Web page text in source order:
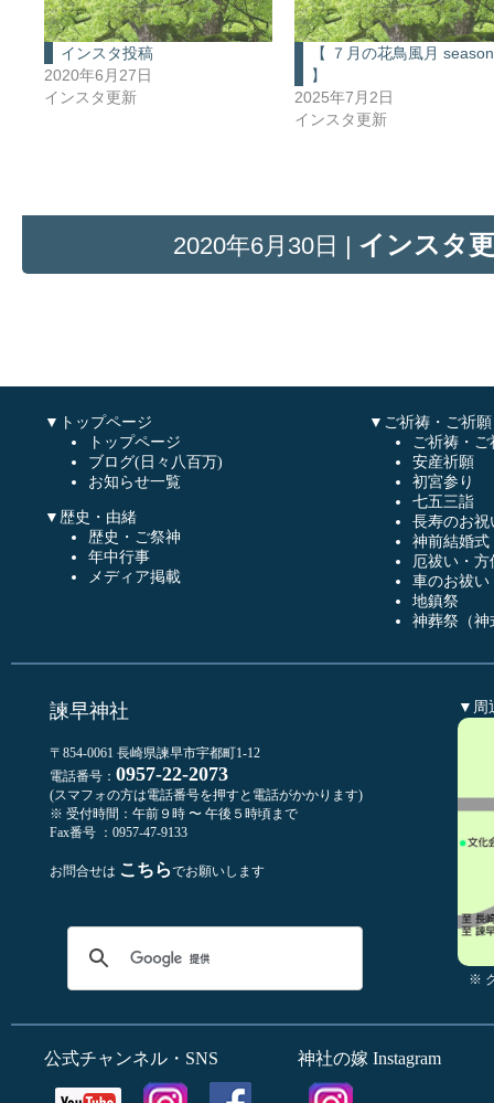
インスタ投稿
2020年6月27日
インスタ更新
【 ７月の花鳥風月
】
2025年7月2日
インスタ更新
2020年6月30日 | インスタ
▼トップページ
トップページ
ブログ(日々八百万)
お知らせ一覧
▼歴史・由緒
歴史・ご祭神
年中行事
メディア掲載
▼ご祈祷・ご祈願
ご祈祷・ご
安産祈願
初宮参り
七五三詣
長寿のお祝
神前結婚式
厄祓い・方
車のお祓い
地鎮祭
神葬祭（神
諫早神社
〒854-0061 長崎県諫早市宇都町1-12
電話番号： 0957-22-2073
(スマフォの方は電話番号を押すと電話がかかります)
※ 受付時間：午前９時 〜 午後５時頃まで
Fax番号 ：0957-47-9133
お問合せは こちらでお願いします
▼周
※
公式チャンネル・SNS 神社の嫁 Instagram